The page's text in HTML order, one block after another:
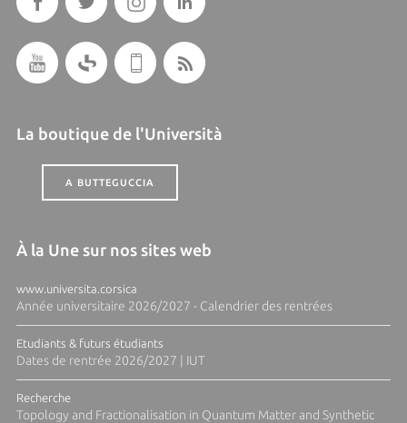
La boutique de l'Università
A BUTTEGUCCIA
À la Une sur nos sites web
www.universita.corsica
Année universitaire 2026/2027 - Calendrier des rentrées
Etudiants & futurs étudiants
Dates de rentrée 2026/2027 | IUT
Recherche
Topology and Fractionalisation in Quantum Matter and Synthetic